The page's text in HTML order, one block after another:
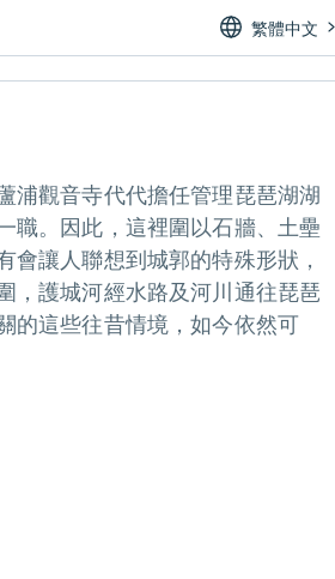
繁體中文
浦觀音寺代代擔任管理琵琶湖湖
職。因此，這裡圍以石牆、土壘
會讓人聯想到城郭的特殊形狀，
，護城河經水路及河川通往琵琶
的這些往昔情境，如今依然可